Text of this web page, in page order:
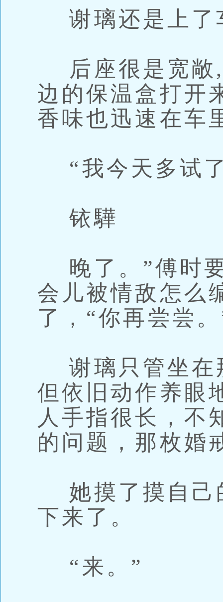
谢璃还是上了
后座很是宽敞,
边的保温盒打开
香味也迅速在车
“我今天多试
铱驊
晚了。”傅时
会儿被情敌怎么
了，“你再尝尝
谢璃只管坐在
但依旧动作养眼
人手指很长，不
的问题，那枚婚
她摸了摸自己
下来了。
“来。”